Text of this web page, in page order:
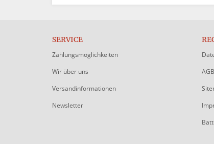
SERVICE
Zahlungsmöglichkeiten
Wir über uns
Versandinformationen
Newsletter
AGB